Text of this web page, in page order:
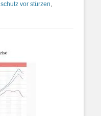
schutz vor stürzen,